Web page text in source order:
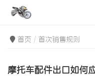
首页 首次销售规则
摩托车配件出口如何